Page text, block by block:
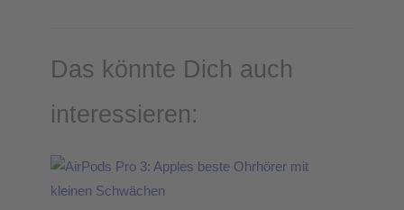
Das könnte Dich auch
interessieren: